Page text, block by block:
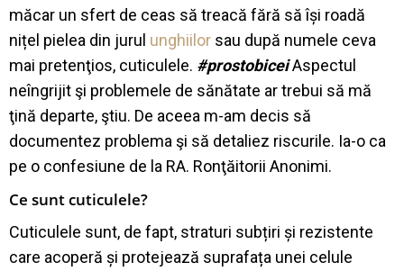
măcar un sfert de ceas să treacă fără să își roadă
nițel pielea din jurul unghiilor sau după numele ceva
mai pretenţios, cuticulele. #prostobiceiAspectul
neîngrijit şi problemele de sănătate ar trebui să mă
ţină departe, ştiu. De aceea m-am decis să
documentez problema şi să detaliez riscurile. Ia-o ca
pe o confesiune de la RA. Ronţăitorii Anonimi.
Ce sunt cuticulele?
Cuticulele sunt, de fapt, straturi subțiri și rezistente
care acoperă și protejează suprafața unei celule